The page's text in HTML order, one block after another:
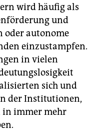
wird häufig als
und
oder autonome
einzustampfen.
in vielen
sich und
der Institutionen,
in immer mehr